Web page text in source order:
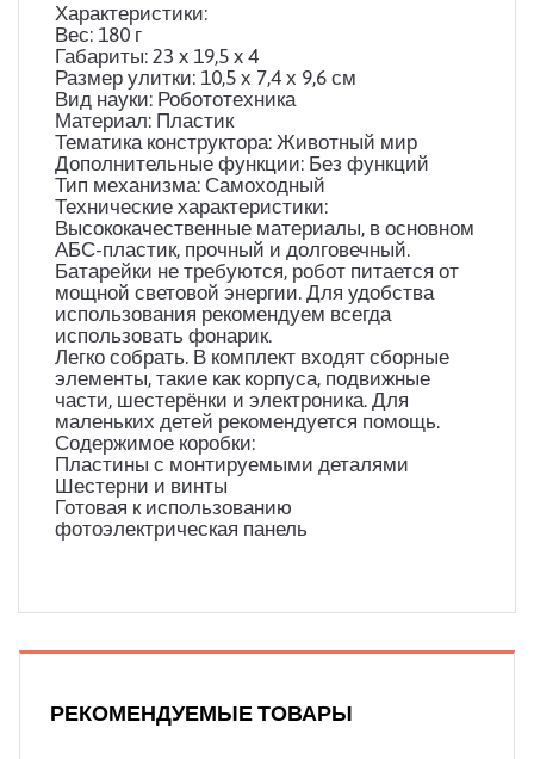
Характеристики:
Вес: 180 г
Габариты: 23 x 19,5 x 4
Размер улитки: 10,5 х 7,4 х 9,6 см
Вид науки: Робототехника
Материал: Пластик
Тематика конструктора: Животный мир
Дополнительные функции: Без функций
Тип механизма: Самоходный
Технические характеристики:
Высококачественные материалы, в основном
АБС-пластик, прочный и долговечный.
Батарейки не требуются, робот питается от
мощной световой энергии. Для удобства
использования рекомендуем всегда
использовать фонарик.
Легко собрать. В комплект входят сборные
элементы, такие как корпуса, подвижные
части, шестерёнки и электроника. Для
маленьких детей рекомендуется помощь.
Содержимое коробки:
Пластины с монтируемыми деталями
Шестерни и винты
Готовая к использованию
фотоэлектрическая панель
РЕКОМЕНДУЕМЫЕ ТОВАРЫ